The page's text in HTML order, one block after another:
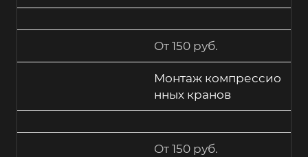
От 150 руб.
Монтаж компрессио
нных кранов
От 150 руб.